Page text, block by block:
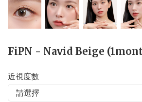
FiPN - Navid Beige
近視度數